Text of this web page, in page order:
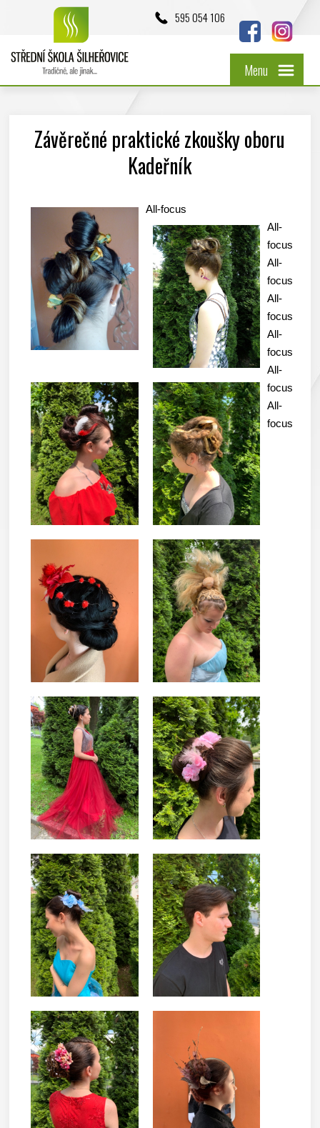
595 054 106
Menu
Závěrečné praktické zkoušky oboru
Kadeřník
All-focus
All-
focus
All-
focus
All-
focus
All-
focus
All-
focus
All-
focus